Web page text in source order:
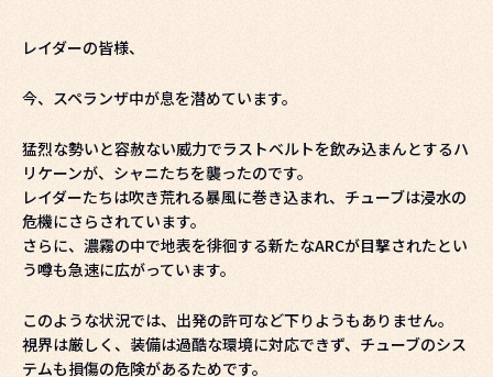
レイダーの皆様、
今、スペランザ中が息を潜めています。
猛烈な勢いと容赦ない威力でラストベルトを飲み込まんとするハ
リケーンが、シャニたちを襲ったのです。
レイダーたちは吹き荒れる暴風に巻き込まれ、チューブは浸水の
危機にさらされています。
さらに、濃霧の中で地表を徘徊する新たなARCが目撃されたとい
う噂も急速に広がっています。
このような状況では、出発の許可など下りようもありません。
視界は厳しく、装備は過酷な環境に対応できず、チューブのシス
テムも損傷の危険があるためです。